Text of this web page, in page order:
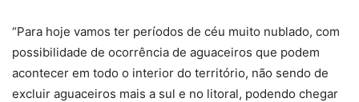
“Para hoje vamos ter períodos de céu muito nublado, com
possibilidade de ocorrência de aguaceiros que podem
acontecer em todo o interior do território, não sendo de
excluir aguaceiros mais a sul e no litoral, podendo chegar